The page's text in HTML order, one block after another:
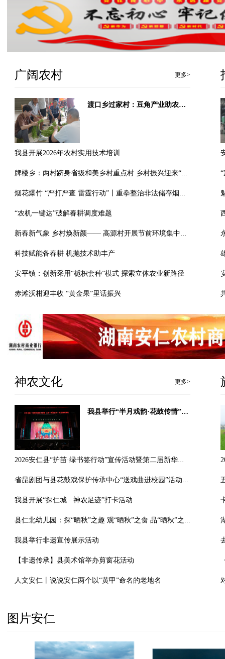
广阔农村 更多>
渡口乡过家村：豆角产业助农增收 订单模式铺就致富路
我县开展2026年农村实用技术培训
牌楼乡：两村跻身省级和美乡村重点村 乡村振兴迎来“加速跑”
烟花爆竹 “严打严查 雷霆行动”丨重拳整治非法储存烟花爆竹 筑牢辖区安全防线
“农机一键达”破解春耕调度难题
新春新气象 乡村焕新颜—— 高源村开展节前环境集中整治
科技赋能备春耕 机抛技术助丰产
安平镇：创新采用“栀枳套种”模式 探索立体农业新路径
赤滩沃柑迎丰收 “黄金果”里话振兴
神农文化 更多>
我县举行“半月戏韵·花鼓传情”半月演暨“工会+院团”合作文艺惠民演出
2026安仁县“护苗·绿书签行动”宣传活动暨第二届新华书店杯“阅读经典·情景表演”大赛圆满落幕
省昆剧团与县花鼓戏保护传承中心“送戏曲进校园”活动走进县思源实验学校
我县开展“探仁城 · 神农足迹”打卡活动
县仁北幼儿园：探“晒秋”之趣 观“晒秋”之食 品“晒秋”之味
我县举行非遗宣传展示活动
【非遗传承】县美术馆举办剪窗花活动
人文安仁丨说说安仁两个以“黄甲”命名的老地名
图片安仁